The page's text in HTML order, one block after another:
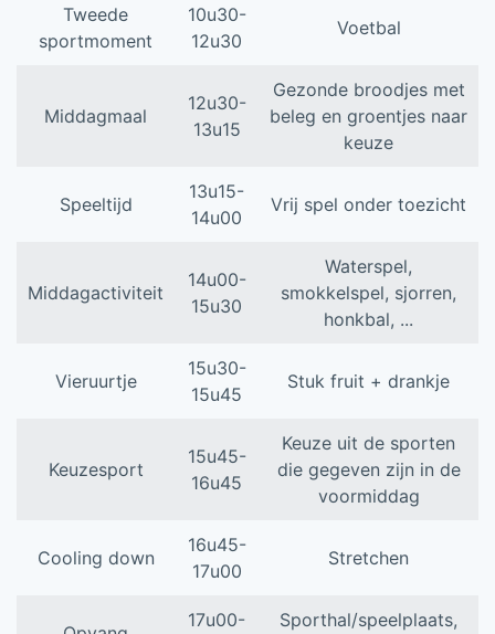
Tweede
sportmoment
10u30-
12u30
Voetbal
Middagmaal
12u30-
13u15
Gezonde broodjes met
beleg en groentjes naar
keuze
Speeltijd
13u15-
14u00
Vrij spel onder toezicht
Middagactiviteit
14u00-
15u30
Waterspel,
smokkelspel, sjorren,
honkbal, ...
Vieruurtje
15u30-
15u45
Stuk fruit + drankje
Keuzesport
15u45-
16u45
Keuze uit de sporten
die gegeven zijn in de
voormiddag
Cooling down
16u45-
17u00
Stretchen
17u00- Sporthal/speelplaats,